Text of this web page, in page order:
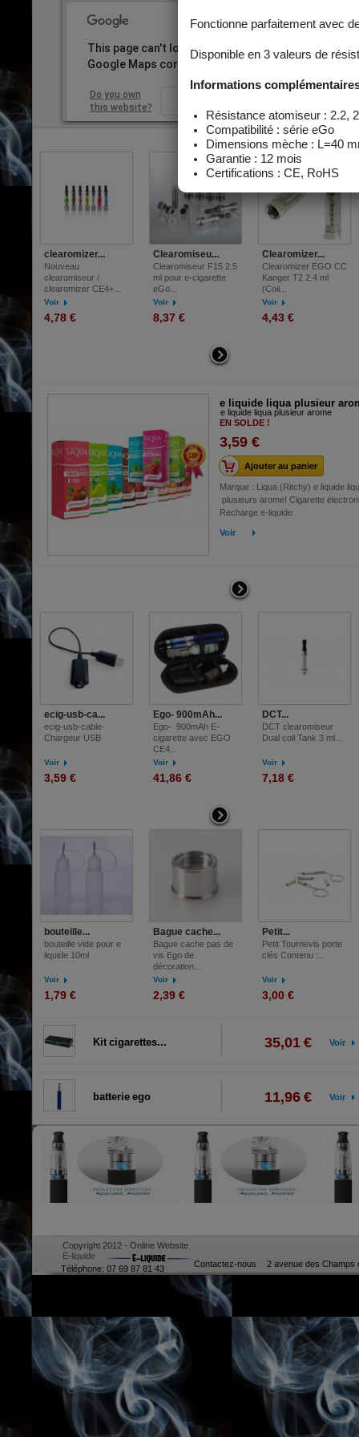
e liquide liqua plusieur arome
This page can't load
Google Maps correctly.
Do you own
this website?
ecig-usb-ca...
ecig-usb-cable-
Chargeur USB
Voir
3,59 €
Ego- 900mAh...
Ego- 900mAh E-
cigarette avec EGO
CE4...
Voir
41,86 €
DCT...
DCT clearomiseur
Dual coil Tank 3 ml...
Voir
7,18 €
clearomizer...
Nouveau
clearomiseur /
clearomizer CE4+...
Voir
4,78 €
Clearomiseu...
Clearomiseur F15 2.5
ml pour e-cigarette
eGo...
Voir
8,37 €
Clearomizer...
Clearomizer EGO CC
Kanger T2 2.4 ml
(Coil...
Voir
4,43 €
e liquide liqua plusieur
EN SOLDE !
3,59 €
Ajouter au panier
Marque : Liqua (Ritchy) e liquide
plusieurs arome! Cigarette
Recharge e-liquide
Voir
bouteille...
bouteille vide pour e
liquide 10ml
Voir
1,79 €
Bague cache...
Bague cache pas de
vis Ego de
décoration...
Voir
2,39 €
Petit...
Petit Tournevis porte
clés Contenu :...
Voir
3,00 €
Kit cigarettes... 35,01 € Voir
batterie ego 11,96 € Voir
utilisateurs de
throat hit
Contactez-nous 2 avenue des Champs
Téléphone: 07 69 87 81 43
Copyright 2012 - Online Website
E-liquide